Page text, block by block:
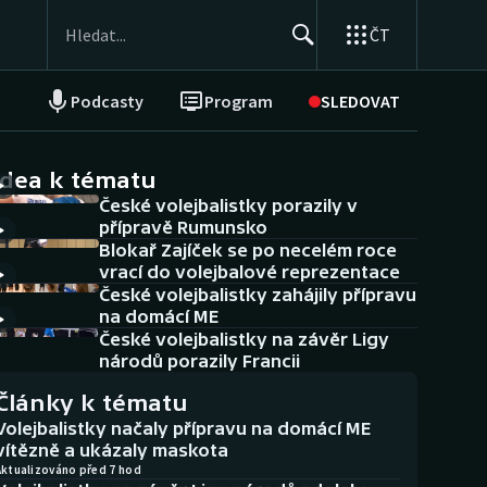
ČT
Podcasty Program SLEDOVAT
NEPŘEHLÉDNĚTE
Historické návraty
Aplikace ČT sport
AZ kvíz
k tématu
České volejbalistky porazily v
přípravě Rumunsko
Blokař Zajíček se po necelém roce
vrací do volejbalové reprezentace
České volejbalistky zahájily přípravu
na domácí ME
České volejbalistky na závěr Ligy
národů porazily Francii
k tématu
načaly přípravu na domácí ME
a ukázaly maskota
před 7 hod